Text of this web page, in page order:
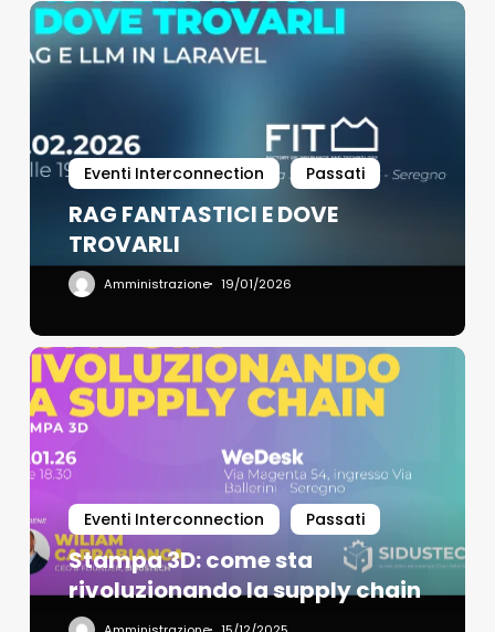
Eventi Interconnection Passati
RAG FANTASTICI E DOVE
TROVARLI
Amministrazione 19/01/2026
Eventi Interconnection Passati
Stampa 3D: come sta
rivoluzionando la supply chain